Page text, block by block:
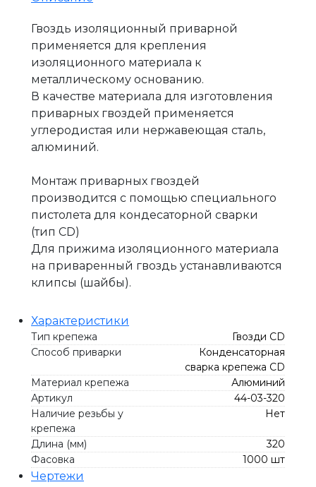
Гвоздь изоляционный приварной
применяется для крепления
изоляционного материала к
металлическому основанию.
В качестве материала для изготовления
приварных гвоздей применяется
углеродистая или нержавеющая сталь,
алюминий.
Монтаж приварных гвоздей
производится с помощью специального
пистолета для кондесаторной сварки
(тип CD)
Для прижима изоляционного материала
на приваренный гвоздь устанавливаются
клипсы (шайбы).
Характеристики
Тип крепежа
Гвозди СD
Способ приварки
Конденсаторная
сварка крепежа CD
Материал крепежа
Алюминий
Артикул
44-03-320
Наличие резьбы у
крепежа
Нет
Длина (мм)
320
Фасовка
1000 шт
Чертежи